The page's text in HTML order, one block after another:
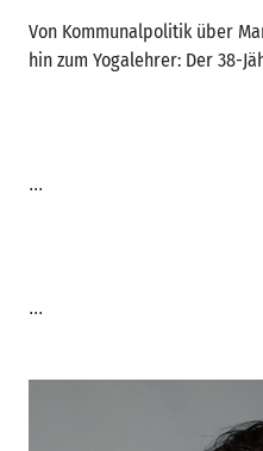
Von Kommunalpolitik über
hin zum Yogalehrer: Der 38-
...
...